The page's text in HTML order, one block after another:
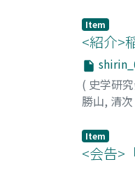
Item
<紹介>
( 史学研
勝山, 清次
Item
<会告>